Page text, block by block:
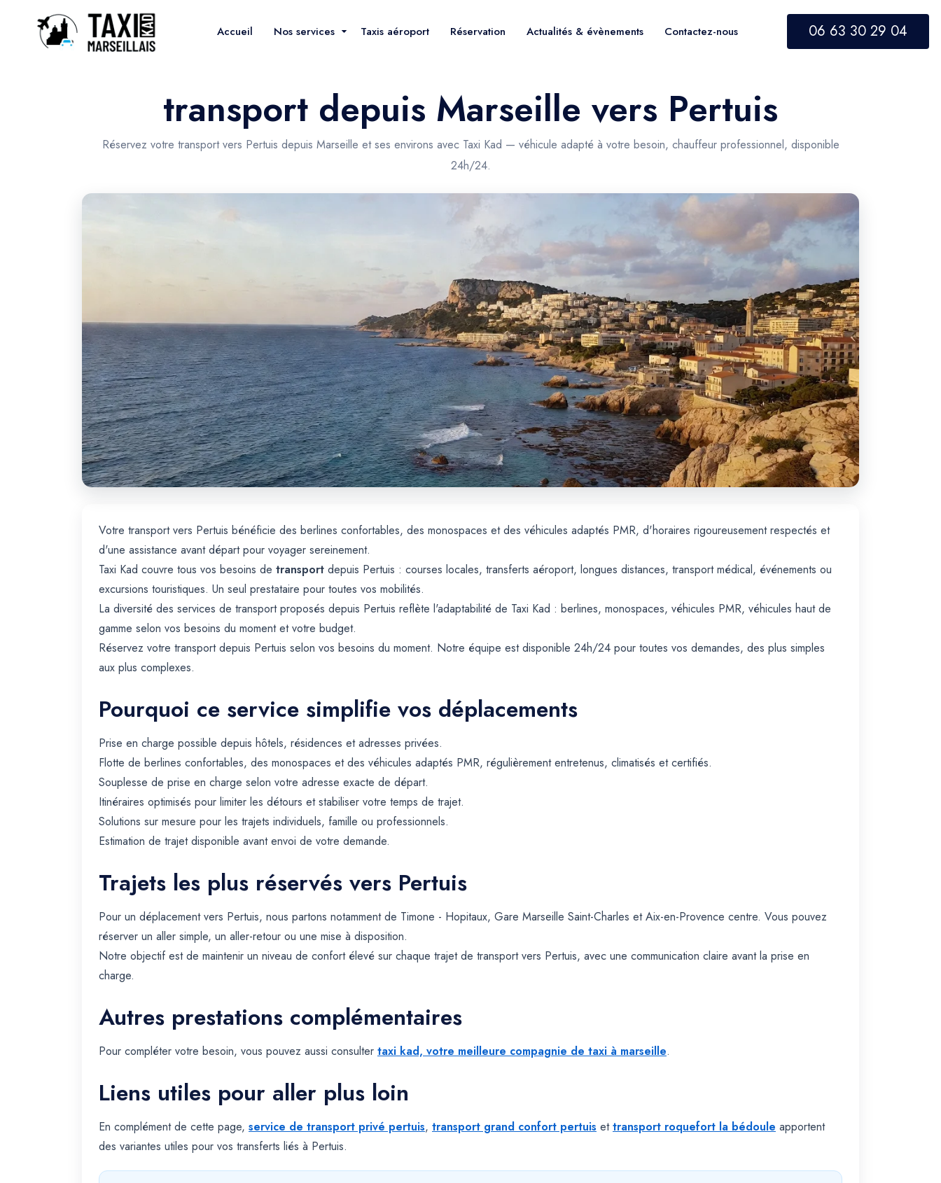
Accueil Nos services Taxis aéroport Réservation Actualités & évènements Contactez-nous 06 63 30 29 04
transport depuis Marseille vers Pertuis
Réservez votre transport vers Pertuis depuis Marseille et ses environs avec Taxi Kad — véhicule adapté à votre besoin, chauffeur professionnel, disponible
24h/24.
Votre transport vers Pertuis bénéficie des berlines confortables, des monospaces et des véhicules adaptés PMR, d'horaires rigoureusement respectés et
d'une assistance avant départ pour voyager sereinement.
Taxi Kad couvre tous vos besoins de transport depuis Pertuis : courses locales, transferts aéroport, longues distances, transport médical, événements ou
excursions touristiques. Un seul prestataire pour toutes vos mobilités.
La diversité des services de transport proposés depuis Pertuis reflète l'adaptabilité de Taxi Kad : berlines, monospaces, véhicules PMR, véhicules haut de
gamme selon vos besoins du moment et votre budget.
Réservez votre transport depuis Pertuis selon vos besoins du moment. Notre équipe est disponible 24h/24 pour toutes vos demandes, des plus simples
aux plus complexes.
Pourquoi ce service simplifie vos déplacements
Prise en charge possible depuis hôtels, résidences et adresses privées.
Flotte de berlines confortables, des monospaces et des véhicules adaptés PMR, régulièrement entretenus, climatisés et certifiés.
Souplesse de prise en charge selon votre adresse exacte de départ.
Itinéraires optimisés pour limiter les détours et stabiliser votre temps de trajet.
Solutions sur mesure pour les trajets individuels, famille ou professionnels.
Estimation de trajet disponible avant envoi de votre demande.
Trajets les plus réservés vers Pertuis
Pour un déplacement vers Pertuis, nous partons notamment de Timone - Hopitaux, Gare Marseille Saint-Charles et Aix-en-Provence centre. Vous pouvez
réserver un aller simple, un aller-retour ou une mise à disposition.
Notre objectif est de maintenir un niveau de confort élevé sur chaque trajet de transport vers Pertuis, avec une communication claire avant la prise en
charge.
Autres prestations complémentaires
Pour compléter votre besoin, vous pouvez aussi consulter taxi kad, votre meilleure compagnie de taxi à marseille.
Liens utiles pour aller plus loin
En complément de cette page, service de transport privé pertuis, transport grand confort pertuis ettransport roquefort la bédoule apportent
des variantes utiles pour vos transferts liés à Pertuis.